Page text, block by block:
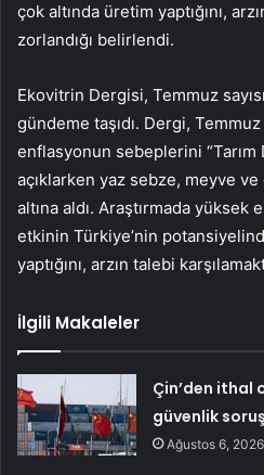
çok altında üretim yaptığını,
zorlandığı belirlendi.
Ekovitrin Dergisi, Temmuz
gündeme taşıdı. Dergi, Temmuz
enflasyonun sebeplerini “Tarım
açıklarken yaz sebze, meyve ve
altına aldı. Araştırmada yüksek
etkinin Türkiye’nin
yaptığını, arzın talebi
İlgili Makaleler
Çin’den ithal
güvenlik
Ağustos 6, 2026